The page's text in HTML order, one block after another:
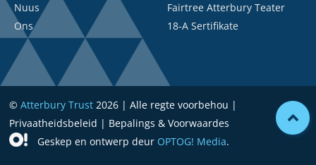
Nuus
Ons
Fairtree Atterbury Teater
18-A Sertifikate
©Atterbury Trust 2026 | Alle regte voorbehou |
Privaatheidsbeleid | Bepalings & Voorwaardes
Geskep en ontwerp deur OPTOG! Media.